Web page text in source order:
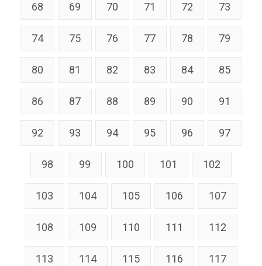
68 69 70 71 72 73
74 75 76 77 78 79
80 81 82 83 84 85
86 87 88 89 90 91
92 93 94 95 96 97
98 99 100 101 102
103 104 105 106 107
108 109 110 111 112
113 114 115 116 117